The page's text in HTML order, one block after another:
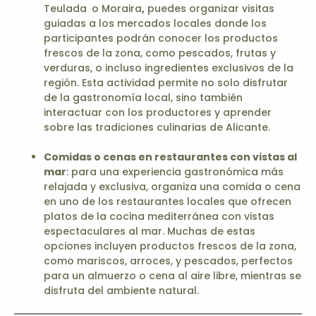
Teulada o Moraira, puedes organizar visitas
guiadas a los mercados locales donde los
participantes podrán conocer los productos
frescos de la zona, como pescados, frutas y
verduras, o incluso ingredientes exclusivos de la
región. Esta actividad permite no solo disfrutar
de la gastronomía local, sino también
interactuar con los productores y aprender
sobre las tradiciones culinarias de Alicante.
Comidas o cenas en restaurantes con vistas al
mar: para una experiencia gastronómica más
relajada y exclusiva, organiza una comida o cena
en uno de los restaurantes locales que ofrecen
platos de la cocina mediterránea con vistas
espectaculares al mar. Muchas de estas
opciones incluyen productos frescos de la zona,
como mariscos, arroces, y pescados, perfectos
para un almuerzo o cena al aire libre, mientras se
disfruta del ambiente natural.